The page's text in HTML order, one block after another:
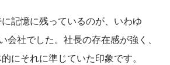
記憶に残っているのが、いわゆ
会社でした。社長の存在感が強く、
にそれに準じていた印象です。